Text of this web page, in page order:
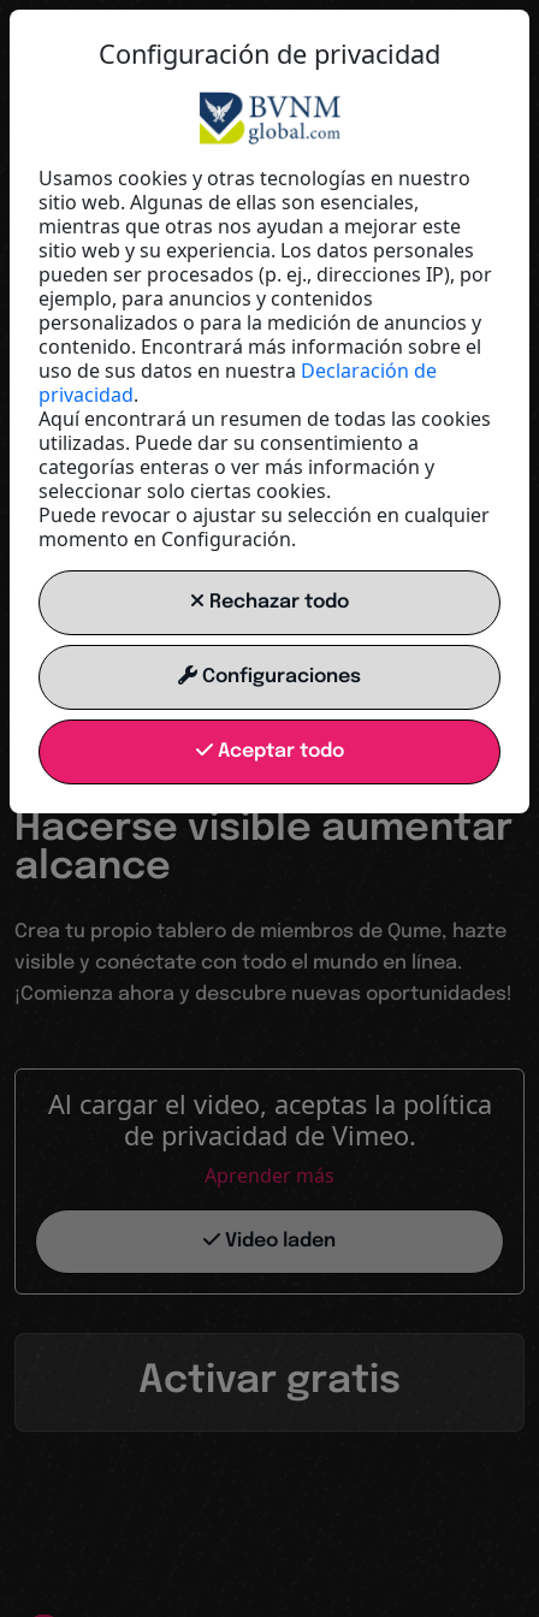
ES
Vanessa- Nadine
Altendorf
Fúmée Perfume & Cosmetics
Germany
COMENZAR AHORA
Tu trampolín hacia un mundo digital
Hacerse visible aumentar
alcance
Crea tu propio tablero de miembros de Qume, hazte
visible y conéctate con todo el mundo en línea.
¡Comienza ahora y descubre nuevas oportunidades!
Al cargar el video, aceptas la política
de privacidad de Vimeo.
Aprender más
Video laden
Activar gratis
Configuración de privacidad
Usamos cookies y otras tecnologías en nuestro
sitio web. Algunas de ellas son esenciales,
mientras que otras nos ayudan a mejorar este
sitio web y su experiencia. Los datos personales
pueden ser procesados (p. ej., direcciones IP), por
ejemplo, para anuncios y contenidos
personalizados o para la medición de anuncios y
contenido. Encontrará más información sobre el
uso de sus datos en nuestra Declaración de
privacidad.
Aquí encontrará un resumen de todas las cookies
utilizadas. Puede dar su consentimiento a
categorías enteras o ver más información y
seleccionar solo ciertas cookies.
Puede revocar o ajustar su selección en cualquier
momento en Configuración.
Rechazar todo
Configuraciones
Aceptar todo